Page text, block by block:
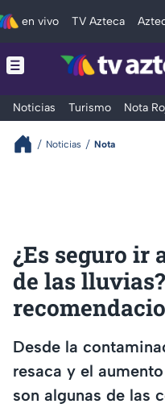
en vivo TV Azteca
Noticias Turismo Nota
Noticias Nota
¿Es seguro ir
de las
Desde la
resaca y el
son algunas de las